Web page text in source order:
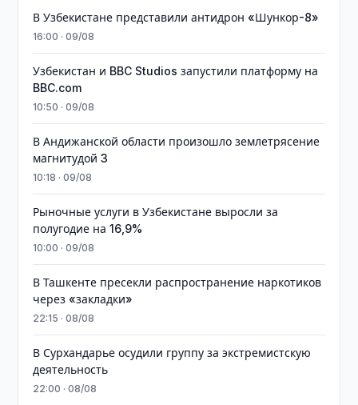
В Узбекистане представили антидрон «Шункор-8»
16:00 · 09/08
Узбекистан и BBC Studios запустили платформу на
BBC.com
10:50 · 09/08
В Андижанской области произошло землетрясение
магнитудой 3
10:18 · 09/08
Рыночные услуги в Узбекистане выросли за
полугодие на 16,9%
10:00 · 09/08
В Ташкенте пресекли распространение наркотиков
через «закладки»
22:15 · 08/08
В Сурхандарье осудили группу за экстремистскую
деятельность
22:00 · 08/08